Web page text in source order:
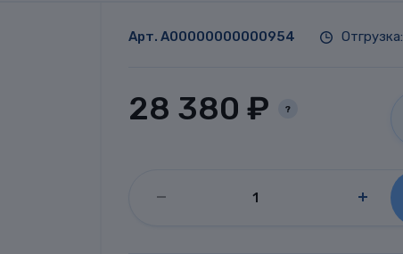
Арт. A00000000000954 Отгрузка:
28 380 ₽ ?